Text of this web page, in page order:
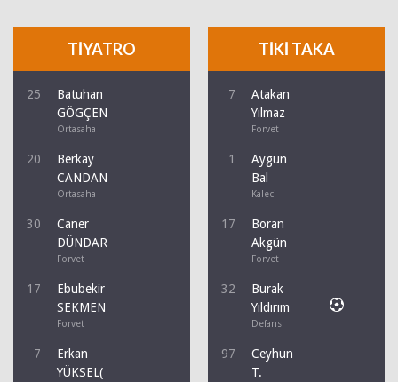
TİYATRO
25
Batuhan
GÖGÇEN
Ortasaha
20
Berkay
CANDAN
Ortasaha
30
Caner
DÜNDAR
Forvet
17
Ebubekir
SEKMEN
Forvet
7
Erkan
YÜKSEL(
TİKİ TAKA
7
Atakan
Yılmaz
Forvet
1
Aygün
Bal
Kaleci
17
Boran
Akgün
Forvet
32
Burak
Yıldırım
Defans
97
Ceyhun
T.